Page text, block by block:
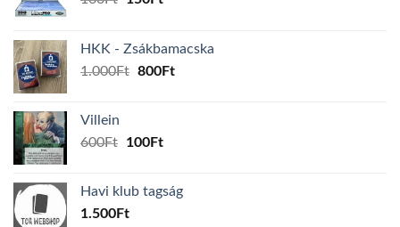
160Ft.150Ft.
HKK - Zsákbamacska
1.000Ft Original
800FtCurrent
Villein
600Ft
Original
600Ft.
100FtCurrent
100Ft.
Havi klub tagság
1.500Ft